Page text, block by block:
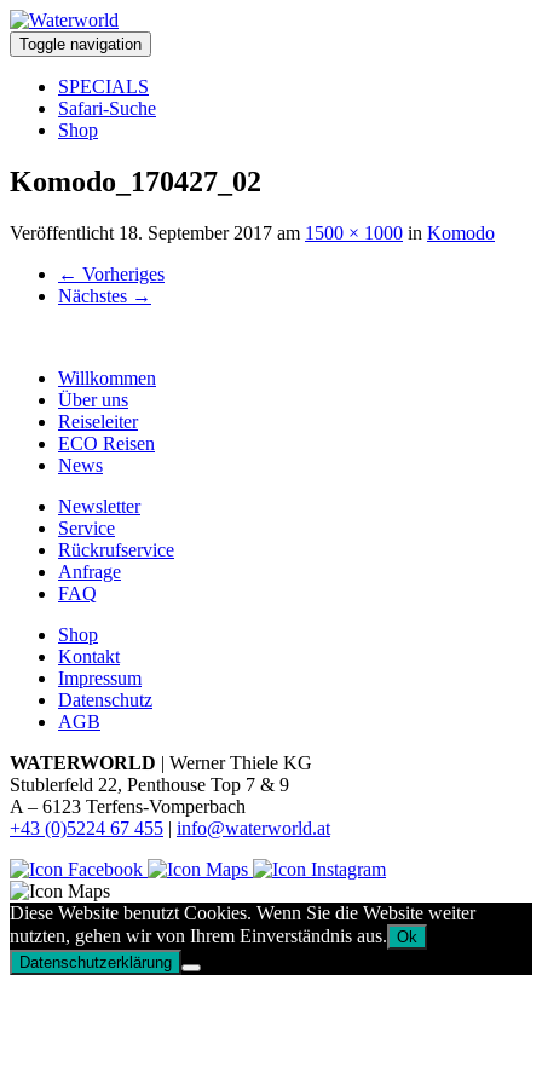
Toggle navigation
SPECIALS
Safari-Suche
Shop
Komodo_170427_02
Veröffentlicht 18. September 2017 am 1500 × 1000 in Komodo
← Vorheriges
Nächstes →
Willkommen
Über uns
Reiseleiter
ECO Reisen
News
Newsletter
Service
Rückrufservice
Anfrage
FAQ
Shop
Kontakt
Impressum
Datenschutz
AGB
WATERWORLD | Werner Thiele KG
Stublerfeld 22, Penthouse Top 7 & 9
A – 6123 Terfens-Vomperbach
+43 (0)5224 67 455 | info@waterworld.at
Diese Website benutzt Cookies. Wenn Sie die Website weiter
nutzten, gehen wir von Ihrem Einverständnis aus. Ok
Datenschutzerklärung